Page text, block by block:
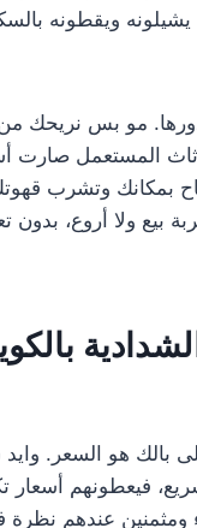
ويقطونه
مو بس نريحك من
المستعمل صارت
بمكانك وتشرب
ولا أروع، بدون
بالك هو السعر.
فيعطونهم
ومثمنين عندهم